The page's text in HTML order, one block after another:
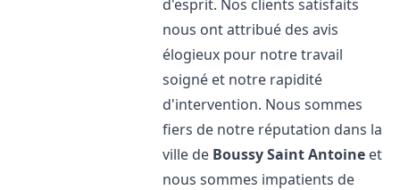
d'esprit. Nos clients satisfaits
nous ont attribué des avis
élogieux pour notre travail
soigné et notre rapidité
d'intervention. Nous sommes
fiers de notre réputation dans la
ville de Boussy Saint Antoine et
nous sommes impatients de